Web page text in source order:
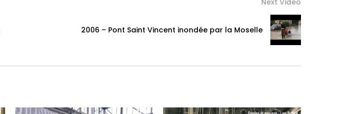
Next Video
2006 – Pont Saint Vincent inondée par la Moselle